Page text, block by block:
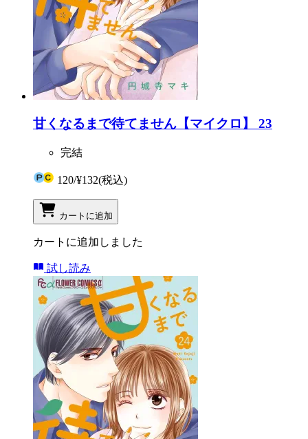
甘くなるまで待てません【マイクロ】 23
完結
120/¥132(税込)
カートに追加
カートに追加しました
試し読み